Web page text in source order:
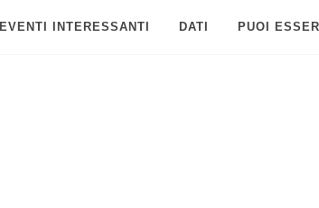
EVENTI INTERESSANTI DATI PUOI